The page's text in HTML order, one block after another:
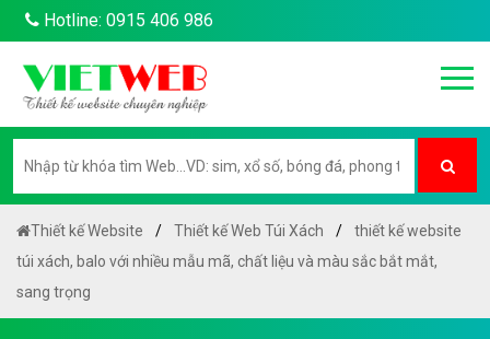
Hotline: 0915 406 986
Thiết kế Website Thiết kế Web Túi Xách
thiết kế website
túi xách, balo với nhiều mẫu mã, chất liệu và màu sắc bắt mắt,
sang trọng